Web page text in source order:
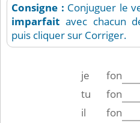
Consigne : Conjuguer le
imparfait avec chacun
puis cliquer sur Corriger.
je
fon
tu
fon
il
fon